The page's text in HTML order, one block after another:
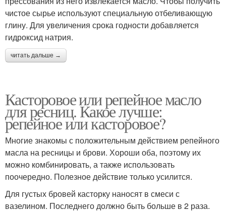
чистое сырье используют специальную отбеливающую
глину. Для увеличения срока годности добавляется
гидроксид натрия.
читать дальше →
Касторовое или репейное масло
для ресниц. Какое лучше:
репейное или касторовое?
Многие знакомы с положительным действием репейного
масла на ресницы и брови. Хороши оба, поэтому их
можно комбинировать, а также использовать
поочередно. Полезное действие только усилится.
Для густых бровей касторку наносят в смеси с
вазелином. Последнего должно быть больше в 2 раза.